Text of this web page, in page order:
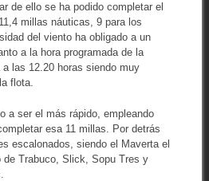
de ello se ha podido completar el
millas náuticas, 9 para los
del viento ha obligado a un
a la hora programada de la
las 12.20 horas siendo muy
flota.
a ser el más rápido, empleando
esa 11 millas. Por detrás
escalonados, siendo el Maverta el
de Trabuco, Slick, Sopu Tres y